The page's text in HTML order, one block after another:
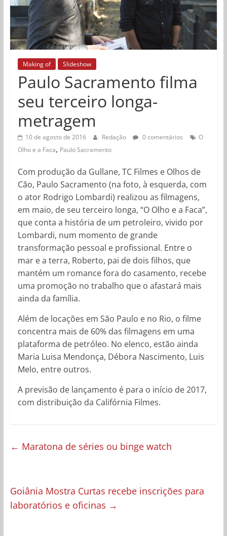
Making of Slideshow
Paulo Sacramento filma
seu terceiro longa-
metragem
10 de agosto de 2016 Redação 0 comentários
O
Olho e a Faca, Paulo Sacramento
Com produção da Gullane, TC Filmes e Olhos de
Cão, Paulo Sacramento (na foto, à esquerda, com
o ator Rodrigo Lombardi) realizou as filmagens,
em maio, de seu terceiro longa, “O Olho e a Faca”,
que conta a história de um petroleiro, vivido por
Lombardi, num momento de grande
transformação pessoal e profissional. Entre o
mar e a terra, Roberto, pai de dois filhos, que
mantém um romance fora do casamento, recebe
uma promoção no trabalho que o afastará mais
ainda da família.
Além de locações em São Paulo e no Rio, o filme
concentra mais de 60% das filmagens em uma
plataforma de petróleo. No elenco, estão ainda
Maria Luisa Mendonça, Débora Nascimento, Luis
Melo, entre outros.
A previsão de lançamento é para o início de 2017,
com distribuição da Califórnia Filmes.
← Maratona de séries ou binge watch
Goiânia Mostra Curtas recebe inscrições para
laboratórios e oficinas →